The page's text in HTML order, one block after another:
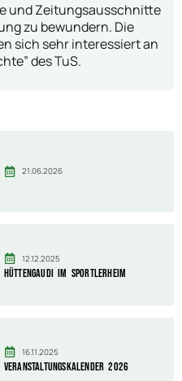
und Zeitungsausschnitte
zu bewundern. Die
sich sehr interessiert an
des TuS.
21.06.2026
12.12.2025
Hüttengaudi im Sportlerheim
16.11.2025
Veranstaltungskalender 2026